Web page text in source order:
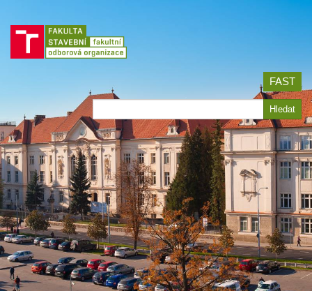
Jít
na
obsah
FAST
Hledat